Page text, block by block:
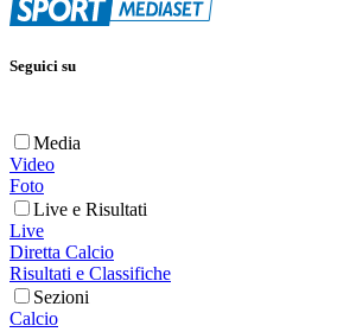
Seguici su
Media
Video
Foto
Live e Risultati
Live
Diretta Calcio
Risultati e Classifiche
Sezioni
Calcio